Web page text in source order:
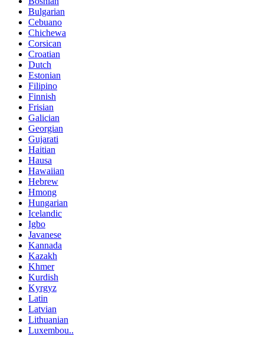
Bulgarian
Cebuano
Chichewa
Corsican
Croatian
Dutch
Estonian
Filipino
Finnish
Frisian
Galician
Georgian
Gujarati
Haitian
Hausa
Hawaiian
Hebrew
Hmong
Hungarian
Icelandic
Igbo
Javanese
Kannada
Kazakh
Khmer
Kurdish
Kyrgyz
Latin
Latvian
Lithuanian
Luxembou..